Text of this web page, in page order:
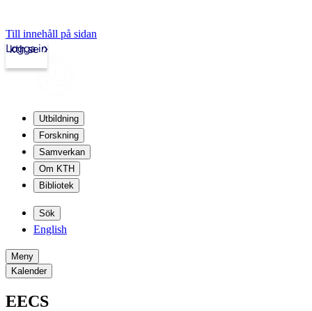
Till innehåll på sidan
kth.se
Logga in
Utbildning
Forskning
Samverkan
Om KTH
Bibliotek
Sök
English
Meny
Kalender
EECS